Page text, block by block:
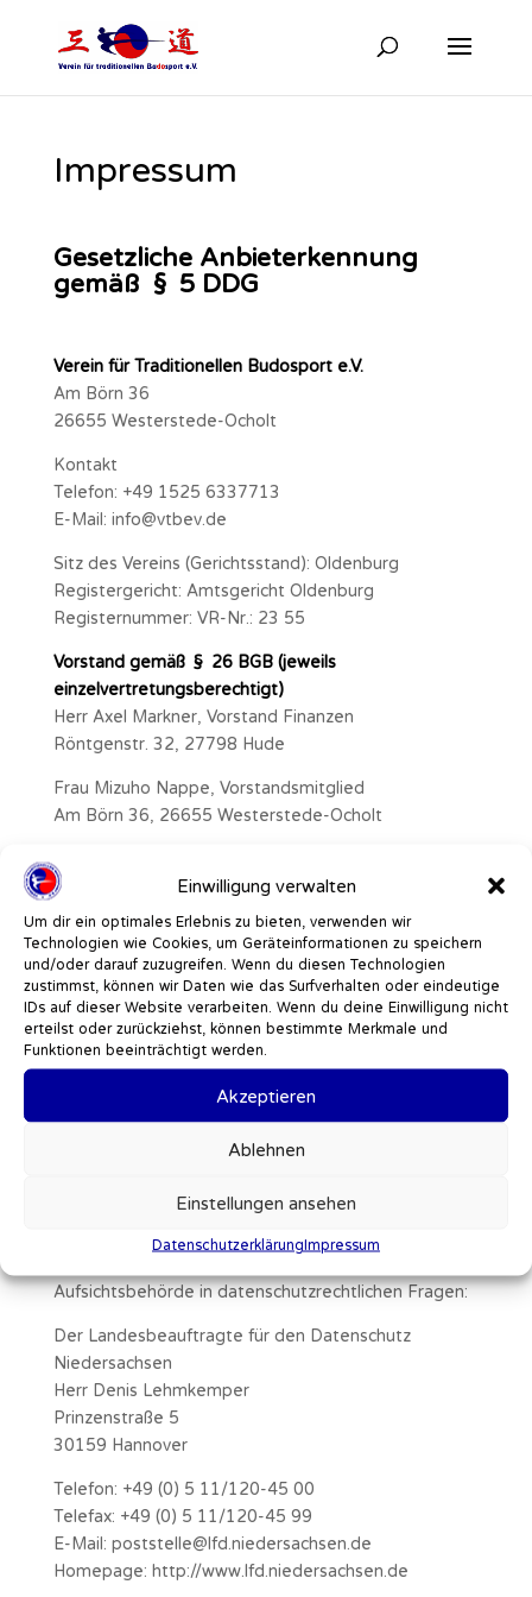
Einwilligung verwalten
Um dir ein optimales Erlebnis zu bieten, verwenden wir
Technologien wie Cookies, um Geräteinformationen zu speichern
und/oder darauf zuzugreifen. Wenn du diesen Technologien
zustimmst, können wir Daten wie das Surfverhalten oder eindeutige
IDs auf dieser Website verarbeiten. Wenn du deine Einwilligung nicht
erteilst oder zurückziehst, können bestimmte Merkmale und
Funktionen beeinträchtigt werden.
Akzeptieren
Ablehnen
Einstellungen ansehen
DatenschutzerklärungImpressum
Impressum
Gesetzliche Anbieterkennung
gemäß § 5 DDG
Verein für Traditionellen Budosport e.V.
Am Börn 36
26655 Westerstede-Ocholt
Kontakt
Telefon: +49 1525 6337713
E-Mail: info@vtbev.de
Sitz des Vereins (Gerichtsstand): Oldenburg
Registergericht: Amtsgericht Oldenburg
Registernummer: VR-Nr.: 23 55
Vorstand gemäß § 26 BGB (jeweils
einzelvertretungsberechtigt)
Herr Axel Markner, Vorstand Finanzen
Röntgenstr. 32, 27798 Hude
Frau Mizuho Nappe, Vorstandsmitglied
Am Börn 36, 26655 Westerstede-Ocholt
Am Börn 36, 26655 Westerstede-Ocholt
Umsatzsteuer-Identifikationsnummer:
Nicht vergeben
Verantwortlich i.S.d. § 18 Abs. 2 MStV:
Herr Marco Nappe, Am Börn 36, 26655
Westerstede-Ocholt
Beschwerderecht bei datenschutzrechtlichen
Bei datenschutzrechtlichen Verstößen steht Ihnen
ein Beschwerderecht bei der zuständigen
Aufsichtsbehörde in datenschutzrechtlichen Fragen:
Der Landesbeauftragte für den Datenschutz
Niedersachsen
Herr Denis Lehmkemper
Prinzenstraße 5
30159 Hannover
Telefon: +49 (0) 5 11/120-45 00
Telefax: +49 (0) 5 11/120-45 99
E-Mail: poststelle@lfd.niedersachsen.de
Homepage: http://www.lfd.niedersachsen.de